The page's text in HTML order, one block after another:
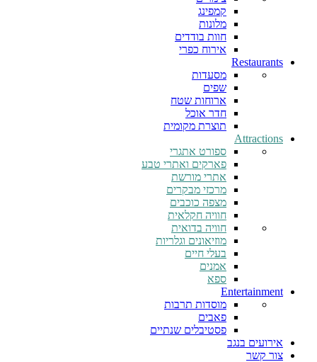
קמפינג
מלונות
חוות בודדים
אירוח כפרי
Restaurants
מסעדות
שפים
ארוחות שטח
חדר אוכל
תוצרת מקומית
Attractions
ספורט אתגרי
פארקים ואתרי טבע
אתרי מורשת
מרכזי מבקרים
מצפה כוכבים
חוויה חקלאית
חוויה בדואית
מוזיאונים וגלריות
בעלי חיים
אמנים
ספא
Entertainment
מוסדות תרבות
פאבים
פסטיבלים שנתיים
אירועים בנגב
צור קשר